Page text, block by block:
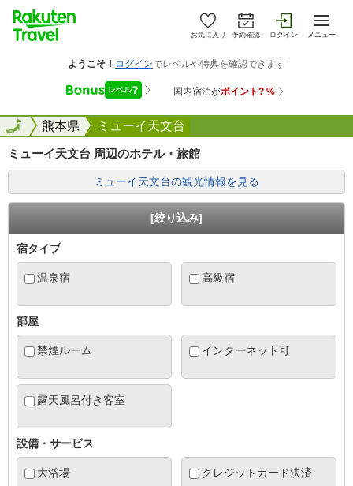
お気に入り 予約確認 ログイン メニュー
全国熊本県 ミューイ天文台
全国
ミューイ天文台 周辺のホテル・旅館
ミューイ天文台の観光情報を見る
[絞り込み]
宿タイプ
温泉宿 高級宿
部屋
禁煙ルーム インターネット可
露天風呂付き客室
設備・サービス
大浴場 クレジットカード決済